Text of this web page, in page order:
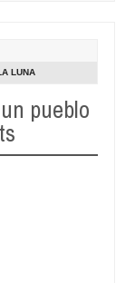
de sus
del fin del
LUNA
pueblo